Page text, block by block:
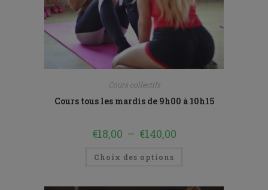
Cours collectifs
Cours tous les mardis de 9h00 à 10h15
€18,00 – €140,00
Choix des options